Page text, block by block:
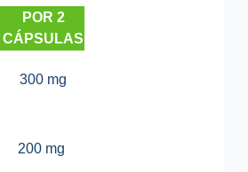
POR 2
CÁPSULAS
300 mg
200 mg